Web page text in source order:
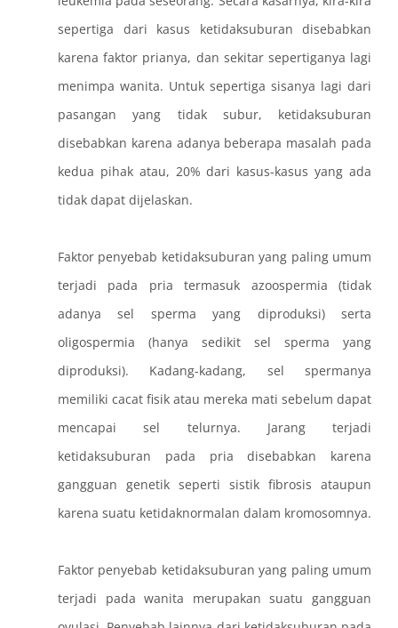
sepertiga dari kasus ketidaksuburan disebabkan
karena faktor prianya, dan sekitar sepertiganya lagi
menimpa wanita. Untuk sepertiga sisanya lagi dari
pasangan yang tidak subur, ketidaksuburan
disebabkan karena adanya beberapa masalah pada
kedua pihak atau, 20% dari kasus-kasus yang ada
tidak dapat dijelaskan.
Faktor penyebab ketidaksuburan yang paling umum
terjadi pada pria termasuk azoospermia (tidak
adanya sel sperma yang diproduksi) serta
oligospermia (hanya sedikit sel sperma yang
diproduksi). Kadang-kadang, sel spermanya
memiliki cacat fisik atau mereka mati sebelum dapat
mencapai sel telurnya. Jarang terjadi
ketidaksuburan pada pria disebabkan karena
gangguan genetik seperti sistik fibrosis ataupun
karena suatu ketidaknormalan dalam kromosomnya.
Faktor penyebab ketidaksuburan yang paling umum
terjadi pada wanita merupakan suatu gangguan